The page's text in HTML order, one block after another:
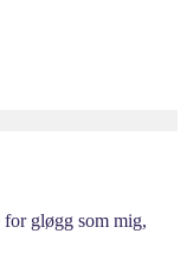
gløgg som mig,